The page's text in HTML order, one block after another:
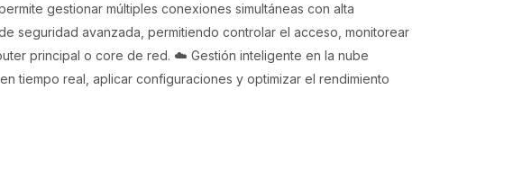
gestionar múltiples conexiones simultáneas con alta
seguridad avanzada, permitiendo controlar el acceso, monitorear
principal o core de red. ☁️ Gestión inteligente en la nube
tiempo real, aplicar configuraciones y optimizar el rendimiento